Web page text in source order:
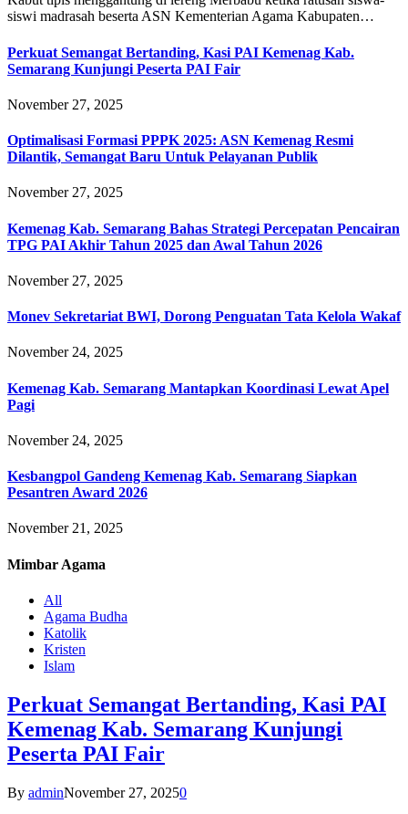
siswi madrasah beserta ASN Kementerian Agama Kabupaten…
Perkuat Semangat Bertanding, Kasi PAI Kemenag Kab.
Semarang Kunjungi Peserta PAI Fair
November 27, 2025
Optimalisasi Formasi PPPK 2025: ASN Kemenag Resmi
Dilantik, Semangat Baru Untuk Pelayanan Publik
November 27, 2025
Kemenag Kab. Semarang Bahas Strategi Percepatan Pencairan
TPG PAI Akhir Tahun 2025 dan Awal Tahun 2026
November 27, 2025
Monev Sekretariat BWI, Dorong Penguatan Tata Kelola Wakaf
November 24, 2025
Kemenag Kab. Semarang Mantapkan Koordinasi Lewat Apel
Pagi
November 24, 2025
Kesbangpol Gandeng Kemenag Kab. Semarang Siapkan
Pesantren Award 2026
November 21, 2025
Mimbar Agama
All
Agama Budha
Katolik
Kristen
Islam
Perkuat Semangat Bertanding, Kasi PAI
Kemenag Kab. Semarang Kunjungi
Peserta PAI Fair
By adminNovember 27, 20250